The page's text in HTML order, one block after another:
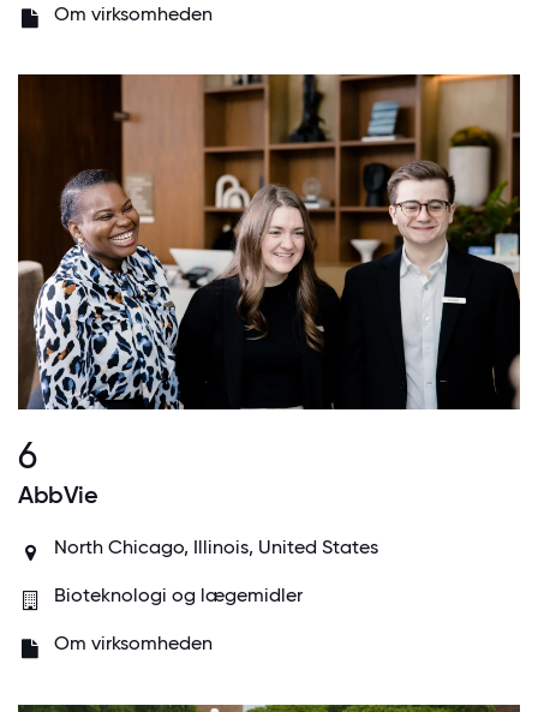
Om virksomheden
6
AbbVie
North Chicago, Illinois, United States
Bioteknologi og lægemidler
Om virksomheden